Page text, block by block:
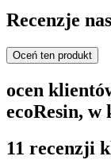
Recenzje
Oceń ten produkt
ocen
ecoResin, w
11 recenzji